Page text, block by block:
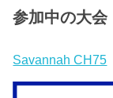
参加中の大会
Savannah CH75